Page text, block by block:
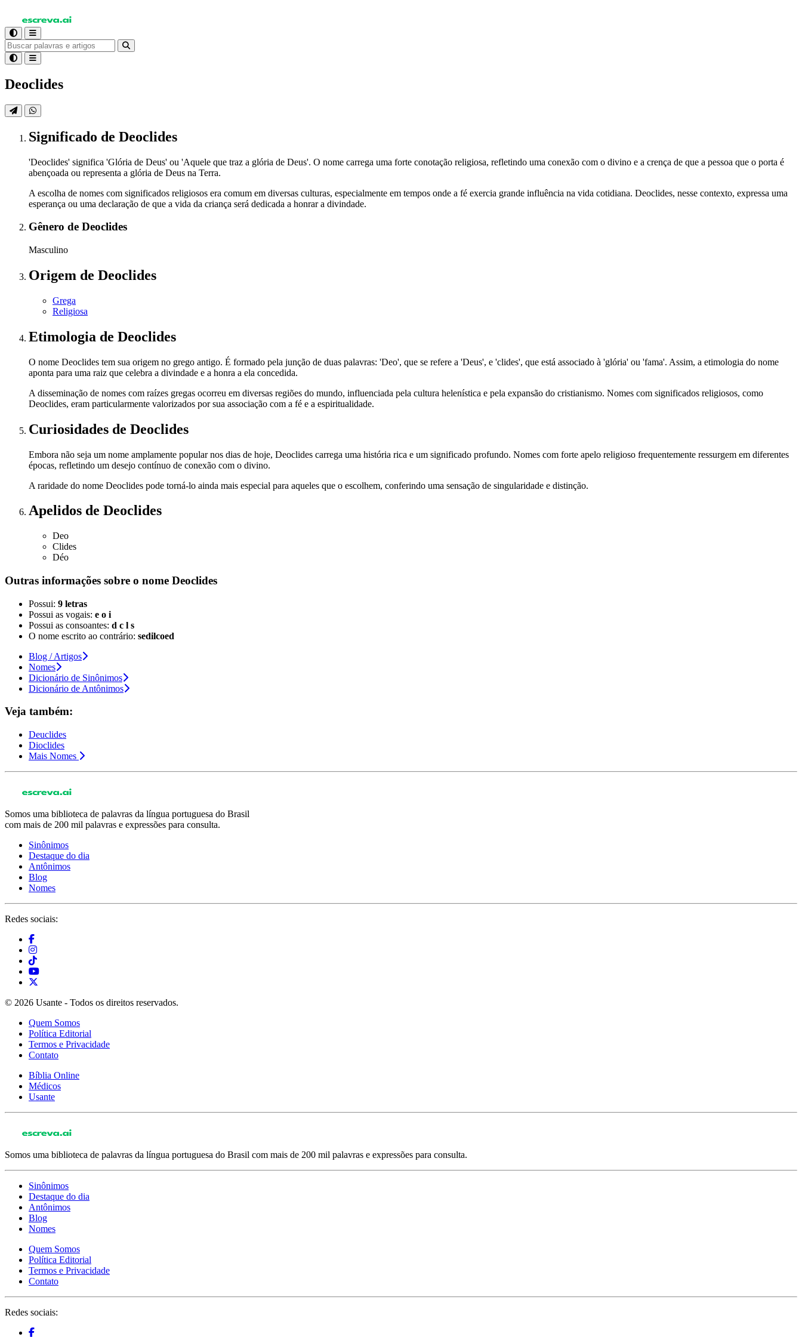
Deoclides
Significado de Deoclides
'Deoclides' significa 'Glória de Deus' ou 'Aquele que traz a glória de Deus'. O nome carrega uma forte conotação religiosa, refletindo uma conexão com o divino e a crença de que a pessoa que o porta é
abençoada ou representa a glória de Deus na Terra.
A escolha de nomes com significados religiosos era comum em diversas culturas, especialmente em tempos onde a fé exercia grande influência na vida cotidiana. Deoclides, nesse contexto, expressa uma
esperança ou uma declaração de que a vida da criança será dedicada a honrar a divindade.
Gênero de Deoclides
Masculino
Origem de Deoclides
Grega
Religiosa
Etimologia de Deoclides
O nome Deoclides tem sua origem no grego antigo. É formado pela junção de duas palavras: 'Deo', que se refere a 'Deus', e 'clides', que está associado à 'glória' ou 'fama'. Assim, a etimologia do nome
aponta para uma raiz que celebra a divindade e a honra a ela concedida.
A disseminação de nomes com raízes gregas ocorreu em diversas regiões do mundo, influenciada pela cultura helenística e pela expansão do cristianismo. Nomes com significados religiosos, como
Deoclides, eram particularmente valorizados por sua associação com a fé e a espiritualidade.
Curiosidades de Deoclides
Embora não seja um nome amplamente popular nos dias de hoje, Deoclides carrega uma história rica e um significado profundo. Nomes com forte apelo religioso frequentemente ressurgem em diferentes
épocas, refletindo um desejo contínuo de conexão com o divino.
A raridade do nome Deoclides pode torná-lo ainda mais especial para aqueles que o escolhem, conferindo uma sensação de singularidade e distinção.
Apelidos de Deoclides
Deo
Clides
Déo
Outras informações sobre o nome Deoclides
Possui: 9 letras
Possui as vogais: e o i
Possui as consoantes: d c l s
O nome escrito ao contrário: sedilcoed
Blog / Artigos
Nomes
Dicionário de Sinônimos
Dicionário de Antônimos
Veja também:
Deuclides
Dioclides
Mais Nomes
Somos uma biblioteca de palavras da língua portuguesa do Brasil
com mais de 200 mil palavras e expressões para consulta.
Sinônimos
Destaque do dia
Antônimos
Blog
Nomes
Redes sociais:
© 2026 Usante - Todos os direitos reservados.
Quem Somos
Política Editorial
Termos e Privacidade
Contato
Bíblia Online
Médicos
Usante
Somos uma biblioteca de palavras da língua portuguesa do Brasil com mais de 200 mil palavras e expressões para consulta.
Sinônimos
Destaque do dia
Antônimos
Blog
Nomes
Quem Somos
Política Editorial
Termos e Privacidade
Contato
Redes sociais: